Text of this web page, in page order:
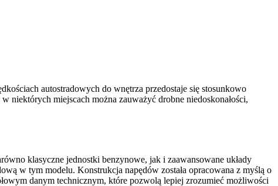
autostradowych do wnętrza przedostaje się stosunkowo
niektórych miejscach można zauważyć drobne niedoskonałości,
klasyczne jednostki benzynowe, jak i zaawansowane układy
w tym modelu. Konstrukcja napędów została opracowana z myślą o
danym technicznym, które pozwolą lepiej zrozumieć możliwości